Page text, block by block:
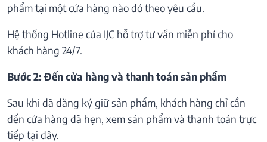
phẩm tại một cửa hàng nào đó theo yêu cầu.
Hệ thống Hotline của IJC hỗ trợ tư vấn miễn phí cho
khách hàng 24/7.
Bước 2: Đến cửa hàng và thanh toán sản phẩm
Sau khi đã đăng ký giữ sản phẩm, khách hàng chỉ cần
đến cửa hàng đã hẹn, xem sản phẩm và thanh toán trực
tiếp tại đây.